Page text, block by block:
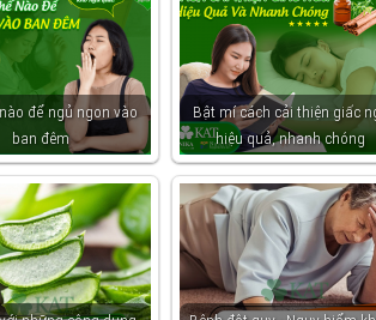
để ngủ ngon vào
ban đêm
Bật mí cách cải thiện giấc
hiệu quả, nhanh chóng